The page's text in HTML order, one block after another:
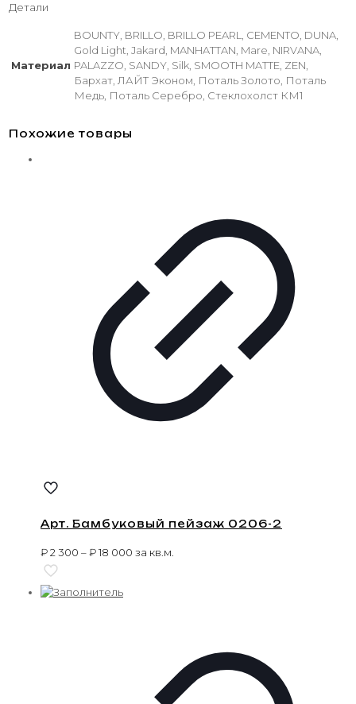
Детали
Материал
BOUNTY, BRILLO, BRILLO PEARL, CEMENTO, DUNA,
Gold Light, Jakard, MANHATTAN, Mare, NIRVANA,
PALAZZO, SANDY, Silk, SMOOTH MATTE, ZEN,
Бархат, ЛАЙТ Эконом, Поталь Золото, Поталь
Медь, Поталь Серебро, Стеклохолст КМ1
Похожие товары
Арт. Бамбуковый пейзаж 0206-2
₽2 300 –₽18 000 за кв.м.